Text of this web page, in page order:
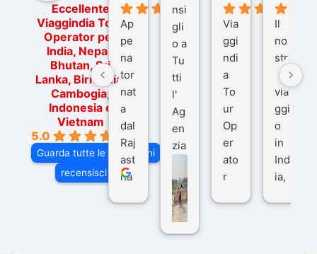
Eccellente
Viaggindia Tour
Operator per
India, Nepal,
Bhutan, Sri
Lanka, Birmania,
Cambogia,
Indonesia e
Vietnam
5.0
Guarda tutte le recensioni
recensisci su
Ap
pe
na
tor
nat
a
dal
Raj
ast
ha
nsi
gli
o a
Tu
tti
l'
Ag
en
zia
Via
ggI
ndi
a
Via
ggi
ndi
a
To
ur
Op
er
ato
r
Il
no
str
o
via
ggi
o
in
Ind
ia,